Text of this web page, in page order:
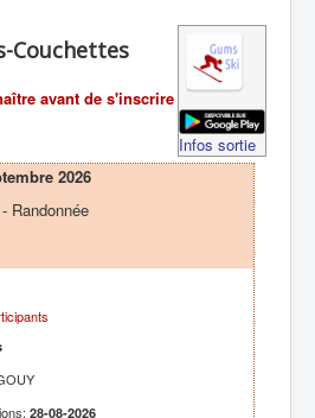
Couchettes
Infos sortie
avant de s'inscrire
2026
Randonnée
28-08-2026